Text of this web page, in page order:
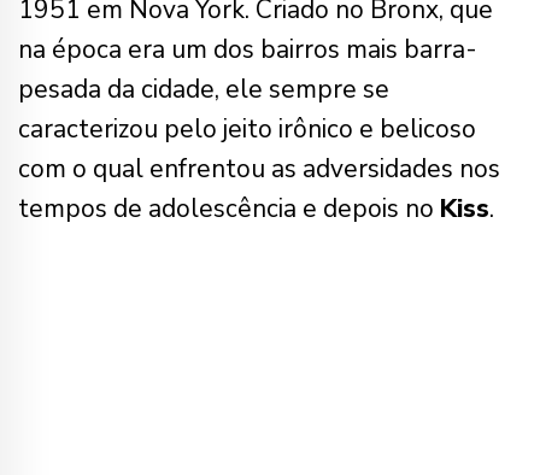
1951 em Nova York. Criado no Bronx, que
na época era um dos bairros mais barra-
pesada da cidade, ele sempre se
caracterizou pelo jeito irônico e belicoso
com o qual enfrentou as adversidades nos
tempos de adolescência e depois no Kiss.